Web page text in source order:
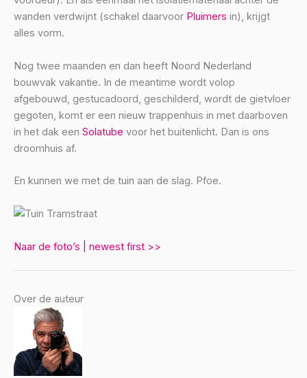
wanden verdwijnt (schakel daarvoor Pluimers in), krijgt
alles vorm.
Nog twee maanden en dan heeft Noord Nederland
bouwvak vakantie. In de meantime wordt volop
afgebouwd, gestucadoord, geschilderd, wordt de gietvloer
gegoten, komt er een nieuw trappenhuis in met daarboven
in het dak een Solatube voor het buitenlicht. Dan is ons
droomhuis af.
En kunnen we met de tuin aan de slag. Pfoe.
Naar de foto’s | newest first >>
Over de auteur